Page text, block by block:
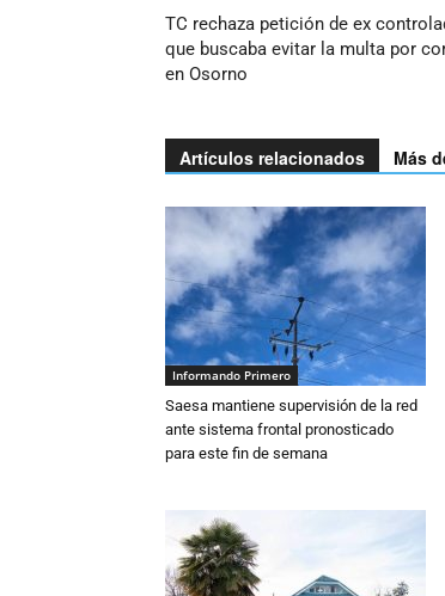
TC rechaza petición de ex
que buscaba evitar la multa por
en Osorno
Artículos relacionados Más
Informando Primero
Saesa mantiene supervisión de la red
ante sistema frontal pronosticado
para este fin de semana